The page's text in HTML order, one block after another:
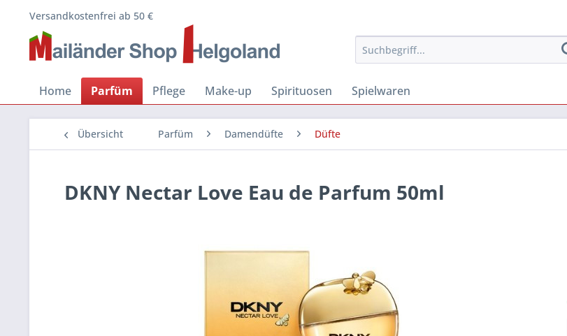
Versandkostenfrei ab 50 €
Home Parfüm Pflege Make-up Spirituosen Spielwaren
Übersicht Parfüm Damendüfte Düfte
DKNY Nectar Love Eau de Parfum 50ml